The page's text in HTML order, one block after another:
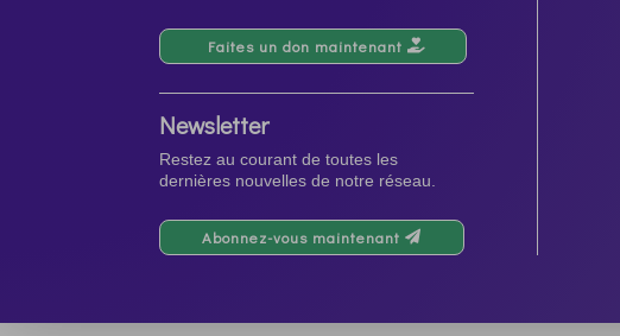
Faites un don maintenant
Newsletter
Restez au courant de toutes les
dernières nouvelles de notre réseau.
Abonnez-vous maintenant